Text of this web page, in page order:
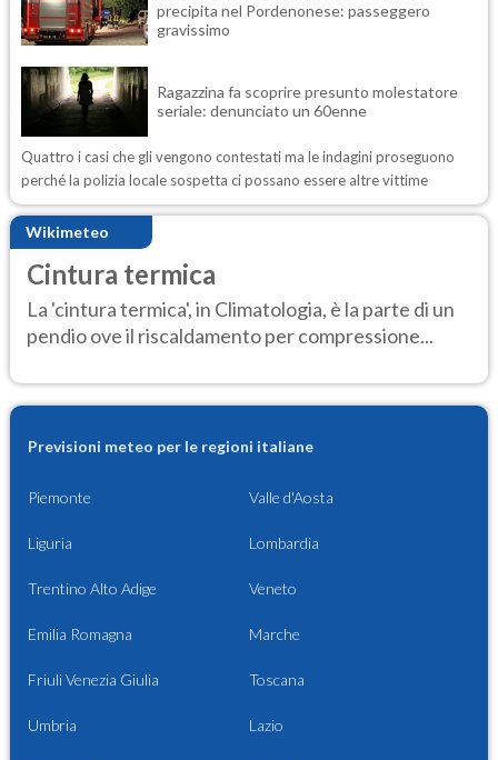
precipita nel Pordenonese: passeggero
gravissimo
Ragazzina fa scoprire presunto molestatore
seriale: denunciato un 60enne
Quattro i casi che gli vengono contestati ma le indagini proseguono
perché la polizia locale sospetta ci possano essere altre vittime
Wikimeteo
Cintura termica
La 'cintura termica', in Climatologia, è la parte di un
pendio ove il riscaldamento per compressione...
Previsioni meteo per le regioni italiane
Piemonte Valle d'Aosta
Liguria Lombardia
Trentino Alto Adige Veneto
Emilia Romagna Marche
Friuli Venezia Giulia Toscana
Umbria Lazio